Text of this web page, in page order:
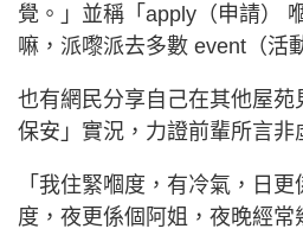
覺。」並稱「apply（申請）
嘛，派嚟派去多數 event（活
也有網民分享自己在其他屋苑
保安」實況，力證前輩所言非
「我住緊嗰度，有冷氣，日
度，夜更係個阿姐，夜晚經常